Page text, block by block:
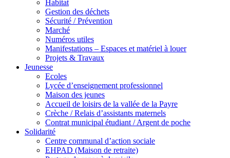
Habitat
Gestion des déchets
Sécurité / Prévention
Marché
Numéros utiles
Manifestations – Espaces et matériel à louer
Projets & Travaux
Jeunesse
Ecoles
Lycée d’enseignement professionnel
Maison des jeunes
Accueil de loisirs de la vallée de la Payre
Crèche / Relais d’assistants maternels
Contrat municipal étudiant / Argent de poche
Solidarité
Centre communal d’action sociale
EHPAD (Maison de retraite)